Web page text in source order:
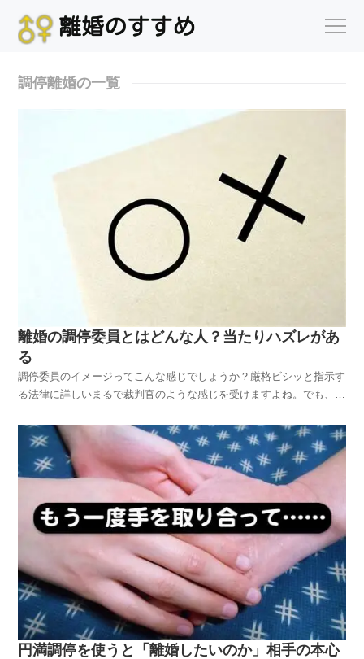
調停離婚の一覧
離婚の調停委員とはどんな人？当たりハズレがあ
る
調停委員のイメージってこんな感じでしょうか？厳格ビシッと指示す
る法律に詳しいまるで裁判官のような感じを受けますよね。でも、調
場では、調停委員から「変な人」だとか「わがままな人」だと思われ
たとしても不利益はほとんどありません。相手が裁判官な...
円満調停を使うと「離婚したいのか」相手の本心